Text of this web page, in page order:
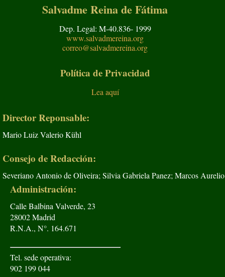
Salvadme Reina de Fátima
Dep. Legal: M-40.836- 1999
www.salvadmereina.org
correo@salvadmereina.org
Política de Privacidad
Lea aquí
Director Reponsable:
Mario Luiz Valerio Kühl
Consejo de Redacción:
Severiano Antonio de Oliveira; Silvia Gabriela Panez; Marcos
Administración:
Calle Balbina Valverde, 23
28002 Madrid
R.N.A., N°. 164.671
Tel. sede operativa:
902 199 044